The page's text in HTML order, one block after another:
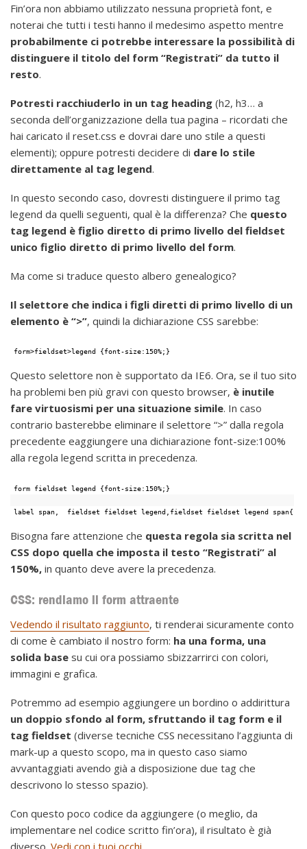
Fin’ora non abbiamo utilizzato nessuna proprietà font, e
noterai che tutti i testi hanno il medesimo aspetto mentre
probabilmente ci potrebbe interessare la possibilità di
distinguere il titolo del form “Registrati” da tutto il
resto.
Potresti racchiuderlo in un tag heading (h2, h3… a
seconda dell’organizzazione della tua pagina – ricordati che
hai caricato il reset.css e dovrai dare uno stile a questi
elementi); oppure potresti decidere di dare lo stile
direttamente al tag legend.
In questo secondo caso, dovresti distinguere il primo tag
legend da quelli seguenti, qual è la differenza? Che questo
tag legend è figlio diretto di primo livello del fieldset
unico figlio diretto di primo livello del form.
Ma come si traduce questo albero genealogico?
Il selettore che indica i figli diretti di primo livello di un
elemento è “>”, quindi la dichiarazione CSS sarebbe:
form>fieldset>legend {font-size:150%;}
Questo selettore non è supportato da IE6. Ora, se il tuo sito
ha problemi ben più gravi con questo browser, è inutile
fare virtuosismi per una situazione simile. In caso
contrario basterebbe eliminare il selettore “>” dalla regola
precedente eaggiungere una dichiarazione font-size:100%
alla regola legend scritta in precedenza.
form fieldset legend {font-size:150%;}
label span,  fieldset fieldset legend,fieldset fieldset legend
Bisogna fare attenzione che questa regola sia scritta nel
CSS dopo quella che imposta il testo “Registrati” al
150%, in quanto deve avere la precedenza.
CSS: rendiamo il form attraente
Vedendo il risultato raggiunto, ti renderai sicuramente conto
di come è cambiato il nostro form: ha una forma, una
solida base su cui ora possiamo sbizzarrirci con colori,
immagini e grafica.
Potremmo ad esempio aggiungere un bordino o addirittura
un doppio sfondo al form, sfruttando il tag form e il
tag fieldset (diverse tecniche CSS necessitano l’aggiunta di
mark-up a questo scopo, ma in questo caso siamo
avvantaggiati avendo già a disposizione due tag che
descrivono lo stesso spazio).
Con questo poco codice da aggiungere (o meglio, da
implementare nel codice scritto fin’ora), il risultato è già
diverso. Vedi con i tuoi occhi